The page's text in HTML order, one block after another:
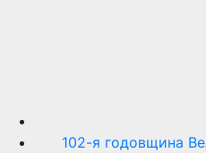
102-я годовщина